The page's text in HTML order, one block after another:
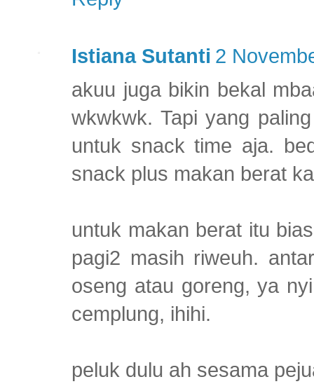
Istiana Sutanti 2
akuu juga bikin bekal
wkwkwk. Tapi yang
untuk snack time aja.
snack plus makan berat
untuk makan berat itu
pagi2 masih riweuh.
oseng atau goreng, ya
cemplung, ihihi.
peluk dulu ah sesama